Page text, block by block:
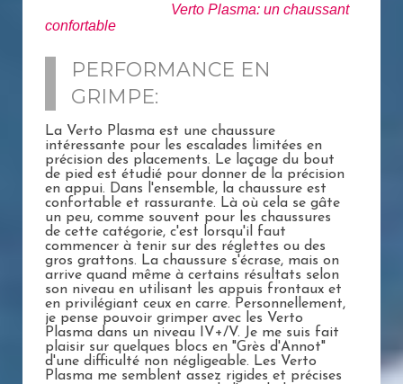
Verto Plasma: un chaussant
confortable
PERFORMANCE EN
GRIMPE:
La Verto Plasma est une chaussure
intéressante pour les escalades limitées en
précision des placements. Le laçage du bout
de pied est étudié pour donner de la précision
en appui. Dans l'ensemble, la chaussure est
confortable et rassurante. Là où cela se gâte
un peu, comme souvent pour les chaussures
de cette catégorie, c'est lorsqu'il faut
commencer à tenir sur des réglettes ou des
gros grattons. La chaussure s'écrase, mais on
arrive quand même à certains résultats selon
son niveau en utilisant les appuis frontaux et
en privilégiant ceux en carre. Personnellement,
je pense pouvoir grimper avec les Verto
Plasma dans un niveau IV+/V. Je me suis fait
plaisir sur quelques blocs en "Grès d'Annot"
d'une difficulté non négligeable. Les Verto
Plasma me semblent assez rigides et précises